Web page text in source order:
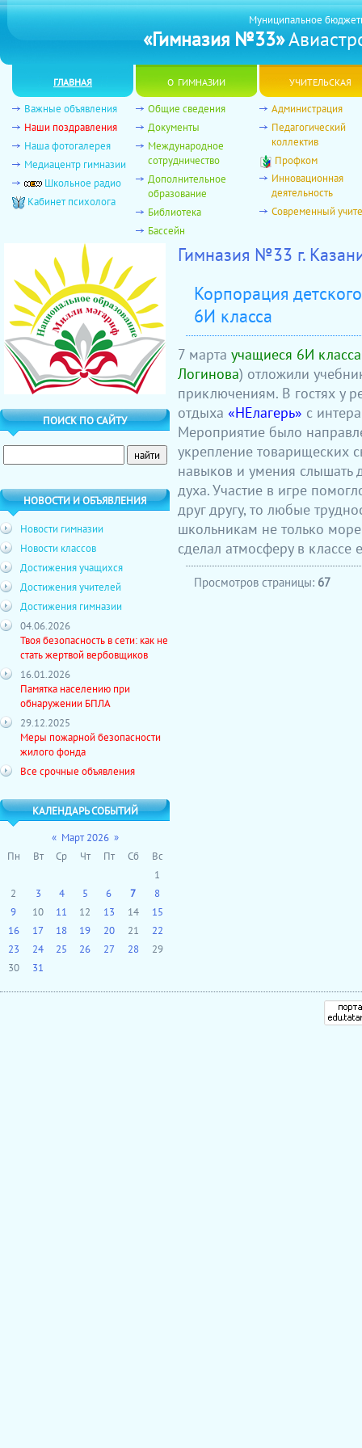
Муниципальное
«Гимназия №33»
главная о гимназии учительская
Важные объявления
Наши поздравления
Наша фотогалерея
Медиацентр гимназии
Школьное радио
Кабинет психолога
Общие сведения
Документы
Международное
сотрудничество
Дополнительное
образование
Библиотека
Бассейн
Администрация
Педагогический
коллектив
Профком
Инновационная
деятельность
Современный
ПОИСК ПО САЙТУ
НОВОСТИ И ОБЪЯВЛЕНИЯ
Новости гимназии
Новости классов
Достижения учащихся
Достижения учителей
Достижения гимназии
04.06.2026
Твоя безопасность в сети: как не
стать жертвой вербовщиков
16.01.2026
Памятка населению при
обнаружении БПЛА
29.12.2025
Меры пожарной безопасности
жилого фонда
Все срочные объявления
КАЛЕНДАРЬ СОБЫТИЙ
« Март 2026 »
Пн
Вт Ср Чт Пт Сб
Вс
1
2
3 4 5 6 7
8
9
10 11 12 13 14
15
16
17 18 19 20 21
22
23
24 25 26 27 28
29
30
31
Гимназия №33 г.
Корпорация
6И класса
7 марта учащиеся 6И класса
Логинова) отложили
приключениям. В гостях у
отдыха «НЕлагерь» с
Мероприятие было
укрепление товарищеских
навыков и умения слышать
духа. Участие в игре
друг другу, то любые
школьникам не только
сделал атмосферу в классе
Просмотров страницы: 67